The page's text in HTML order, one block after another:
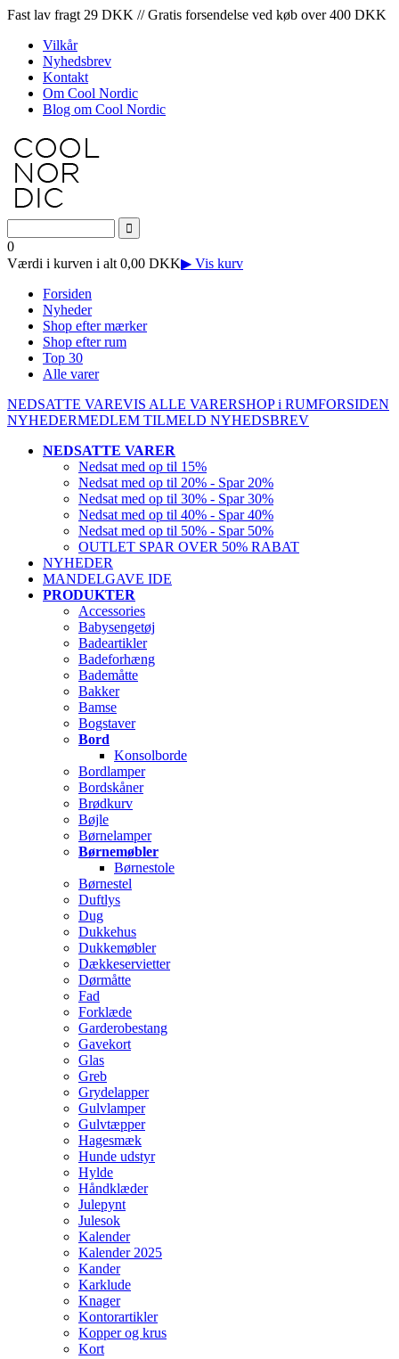
Fast lav fragt 29 DKK // Gratis forsendelse ved køb over 400 DKK
Vilkår
Nyhedsbrev
Kontakt
Om Cool Nordic
Blog om Cool Nordic
0
Værdi i kurven i alt 0,00 DKK▶ Vis kurv
Forsiden
Nyheder
Shop efter mærker
Shop efter rum
Top 30
Alle varer
NEDSATTE VAREVIS ALLE VARERSHOP i RUMFORSIDEN
NYHEDERMEDLEM TILMELD NYHEDSBREV
NEDSATTE VARER
Nedsat med op til 15%
Nedsat med op til 20% - Spar 20%
Nedsat med op til 30% - Spar 30%
Nedsat med op til 40% - Spar 40%
Nedsat med op til 50% - Spar 50%
OUTLET SPAR OVER 50% RABAT
NYHEDER
MANDELGAVE IDE
PRODUKTER
Accessories
Babysengetøj
Badeartikler
Badeforhæng
Bademåtte
Bakker
Bamse
Bogstaver
Bord
Konsolborde
Bordlamper
Bordskåner
Brødkurv
Bøjle
Børnelamper
Børnemøbler
Børnestole
Børnestel
Duftlys
Dug
Dukkehus
Dukkemøbler
Dækkeservietter
Dørmåtte
Fad
Forklæde
Garderobestang
Gavekort
Glas
Greb
Grydelapper
Gulvlamper
Gulvtæpper
Hagesmæk
Hunde udstyr
Hylde
Håndklæder
Julepynt
Julesok
Kalender
Kalender 2025
Kander
Karklude
Knager
Kontorartikler
Kopper og krus
Kort